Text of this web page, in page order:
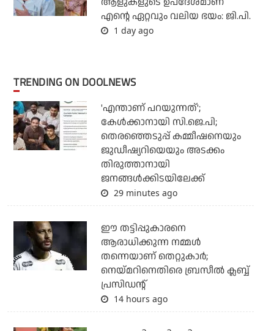
എന്റെ ഏറ്റവും വലിയ ഭയം: ജി.പി.
1 day ago
TRENDING ON DOOLNEWS
'എന്താണ് പറയുന്നത്';
കേള്‍ക്കാനായി സി.ജെ.പി;
തെരഞ്ഞെടുപ്പ് കമ്മീഷനെയും
ജുഡീഷ്യറിയെയും അടക്കം
തിരുത്താനായി
ജനങ്ങള്‍ക്കിടയിലേക്ക്
29 minutes ago
ഈ തട്ടിപ്പുകാരനെ
ആരാധിക്കുന്ന നമ്മള്‍
തന്നെയാണ് തെറ്റുകാര്‍;
നെയ്മറിനെതിരെ ബ്രസീല്‍ ക്ലബ്ബ്
പ്രസിഡന്റ്
14 hours ago